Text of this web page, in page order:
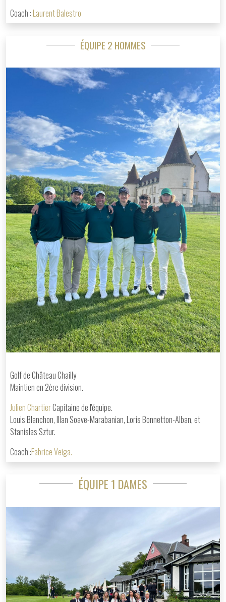
Coach :Laurent Balestro
ÉQUIPE 2 HOMMES
Golf de Château Chailly
Maintien en 2ère division.
Julien ChartierCapitaine de l'équipe.
Louis Blanchon, Illan Soave-Marabanian, Loris Bonnetton-Alban, et
Stanislas Sztur.
Coach :Fabrice Veiga.
ÉQUIPE 1 DAMES